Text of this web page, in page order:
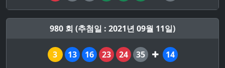
980 회 (추첨일 : 2021년 09월 11일)
3 13 16 23 24 35 14